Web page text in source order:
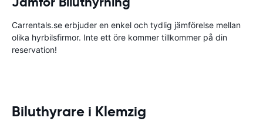
Carrentals.se erbjuder en enkel och tydlig jämförelse mellan
olika hyrbilsfirmor. Inte ett öre kommer tillkommer på din
reservation!
Biluthyrare i Klemzig